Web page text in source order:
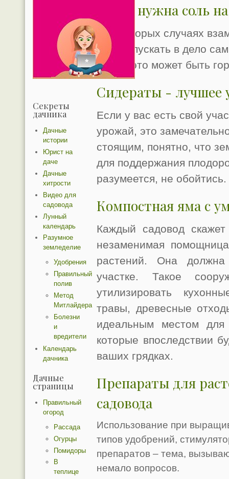
Зачем нужна соль
В некоторых случаях
можно пускать в дело
такие -это может быть
Сидераты - лучшее
Если у вас есть свой
урожай, это
стоящим, понятно, что
для поддержания
разумеется, не обойтись.
Компостная яма с
Каждый садовод
незаменимая
растений. Она
участке. Такое
утилизировать
травы, древесные
идеальным местом для
которые впоследствии
ваших грядках.
Препараты для
садовода
Использование при
типов удобрений,
препаратов – тема,
немало вопросов.
Секреты
дачника
Дачные
истории
Юрист на
даче
Дачные
хитрости
Видео для
садовода
Лунный
календарь
Разумное
земледелие
Удобрения
Правильный
полив
Метод
Митлайдера
Болезни
и
вредители
Календарь
дачника
Дачные
страницы
Правильный
огород
Рассада
Огурцы
Помидоры
В
теплице